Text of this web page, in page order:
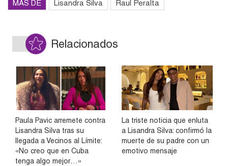
MÁS DE Lisandra Silva Raul Peralta
Relacionados
Paula Pavic arremete contra
Lisandra Silva tras su
llegada a Vecinos al Límite:
«No creo que en Cuba
tenga algo mejor…»
La triste noticia que enluta
a Lisandra Silva: confirmó la
muerte de su padre con un
emotivo mensaje